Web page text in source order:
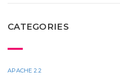
CATEGORIES
APACHE 2.2